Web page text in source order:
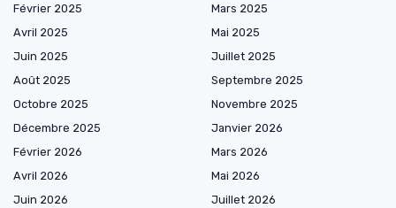
Février 2025
Mars 2025
Avril 2025
Mai 2025
Juin 2025
Juillet 2025
Août 2025
Septembre 2025
Octobre 2025
Novembre 2025
Décembre 2025
Janvier 2026
Février 2026
Mars 2026
Avril 2026
Mai 2026
Juin 2026
Juillet 2026